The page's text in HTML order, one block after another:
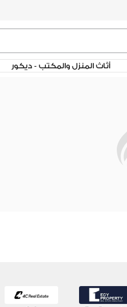
أثاث المنزل والمكتب - ديكور